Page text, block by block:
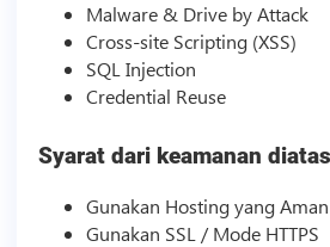
Malware & Drive by Attack
Cross-site Scripting (XSS)
SQL Injection
Credential Reuse
Syarat dari keamanan
Gunakan Hostingyang
Gunakan SSL / Mode HTTPS